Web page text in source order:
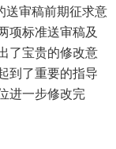
送审稿前期征求意
项标准送审稿及
了宝贵的修改意
到了重要的指导
进一步修改完